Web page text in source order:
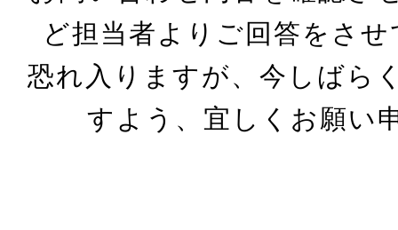
ど担当者よりご回答をさ
恐れ入りますが、今しばら
すよう、宜しくお願い